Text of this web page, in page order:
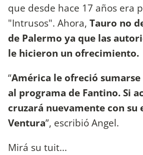
que desde hace 17 años era
"Intrusos". Ahora, Tauro no
de Palermo ya que las
le hicieron un ofrecimiento.
“América le ofreció sumarse
al programa de Fantino. Si
cruzará nuevamente con su
Ventura”, escribió Angel.
Mirá su tuit...